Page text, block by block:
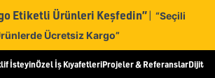
Etiketli Ürünleri Keşfedin” | “Seçili
Ücretsiz Kargo”
İsteyinÖzel İş KıyafetleriProjeler & ReferanslarDijital